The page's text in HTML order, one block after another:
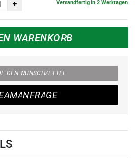
Versandfertig in 2 Werktagen
WARENKORB
DEN WUNSCHZETTEL